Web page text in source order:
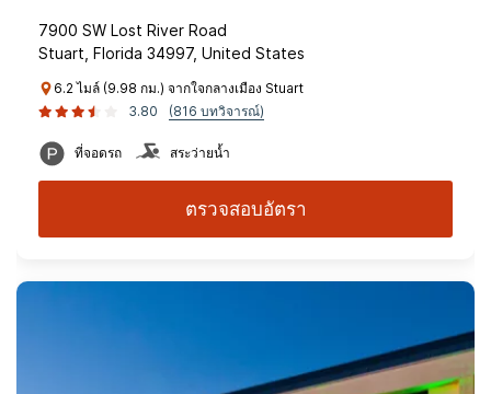
7900 SW Lost River Road
Stuart, Florida 34997, United States
6.2 ไมล์ (9.98 กม.) จากใจกลางเมือง Stuart
3.80
(816 บทวิจารณ์)
ที่จอดรถ สระว่ายน้ำ
ตรวจสอบอัตรา